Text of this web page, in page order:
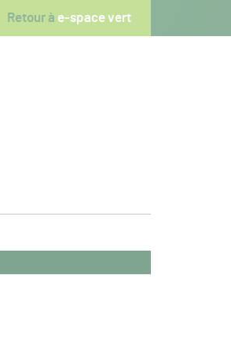
Retour à e-space vert